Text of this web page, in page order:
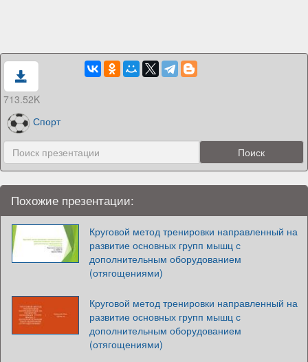
713.52K
Спорт
Похожие презентации:
Круговой метод тренировки направленный на
развитие основных групп мышц с
дополнительным оборудованием
(отягощениями)
Круговой метод тренировки направленный на
развитие основных групп мышц с
дополнительным оборудованием
(отягощениями)